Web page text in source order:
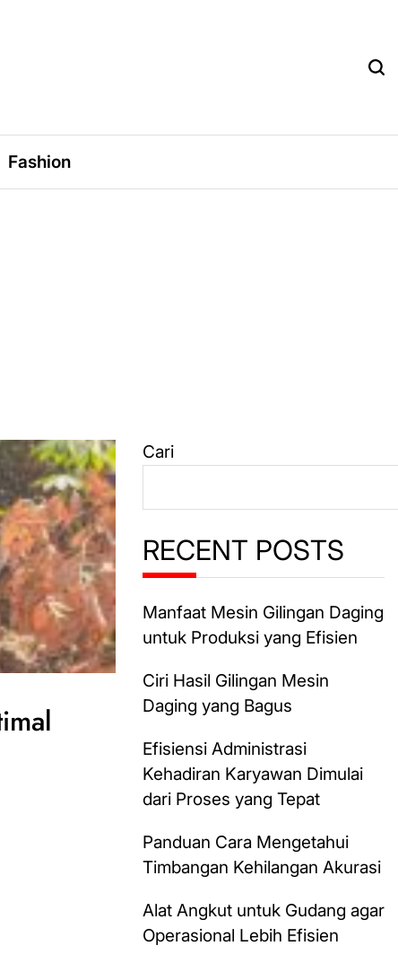
Fashion
Cari
RECENT POSTS
Manfaat Mesin Gilingan Daging
untuk Produksi yang Efisien
Ciri Hasil Gilingan Mesin
Daging yang Bagus
Efisiensi Administrasi
Kehadiran Karyawan Dimulai
dari Proses yang Tepat
Panduan Cara Mengetahui
Timbangan Kehilangan Akurasi
Alat Angkut untuk Gudang agar
Operasional Lebih Efisien